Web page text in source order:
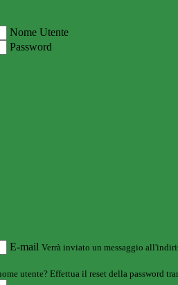
Nome Utente
Password
E-mail Verrà inviato un messaggio
utente? Effettua il reset della password